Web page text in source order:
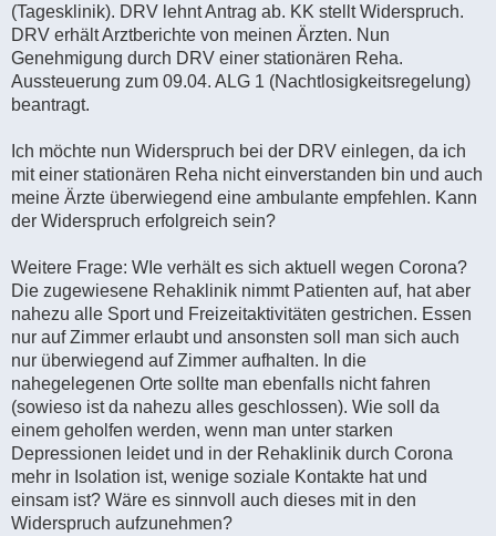
(Tagesklinik). DRV lehnt Antrag ab. KK stellt Widerspruch.
DRV erhält Arztberichte von meinen Ärzten. Nun
Genehmigung durch DRV einer stationären Reha.
Aussteuerung zum 09.04. ALG 1 (Nachtlosigkeitsregelung)
beantragt.
Ich möchte nun Widerspruch bei der DRV einlegen, da ich
mit einer stationären Reha nicht einverstanden bin und auch
meine Ärzte überwiegend eine ambulante empfehlen. Kann
der Widerspruch erfolgreich sein?
Weitere Frage: WIe verhält es sich aktuell wegen Corona?
Die zugewiesene Rehaklinik nimmt Patienten auf, hat aber
nahezu alle Sport und Freizeitaktivitäten gestrichen. Essen
nur auf Zimmer erlaubt und ansonsten soll man sich auch
nur überwiegend auf Zimmer aufhalten. In die
nahegelegenen Orte sollte man ebenfalls nicht fahren
(sowieso ist da nahezu alles geschlossen). Wie soll da
einem geholfen werden, wenn man unter starken
Depressionen leidet und in der Rehaklinik durch Corona
mehr in Isolation ist, wenige soziale Kontakte hat und
einsam ist? Wäre es sinnvoll auch dieses mit in den
Widerspruch aufzunehmen?